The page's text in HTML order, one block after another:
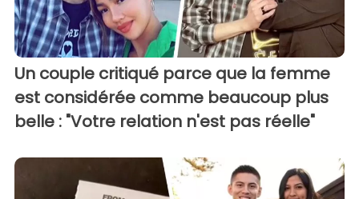
Un couple critiqué parce que la femme
est considérée comme beaucoup plus
belle : "Votre relation n'est pas réelle"